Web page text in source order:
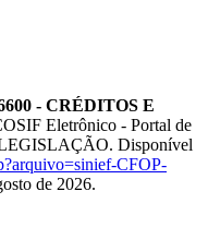
- CRÉDITOS E
Eletrônico - Portal de
LEGISLAÇÃO. Disponível
CFOP-
de 2026.